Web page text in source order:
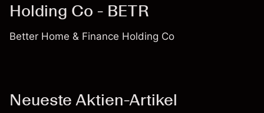
Holding Co - BETR
Better Home & Finance Holding Co
Neueste Aktien-Artikel